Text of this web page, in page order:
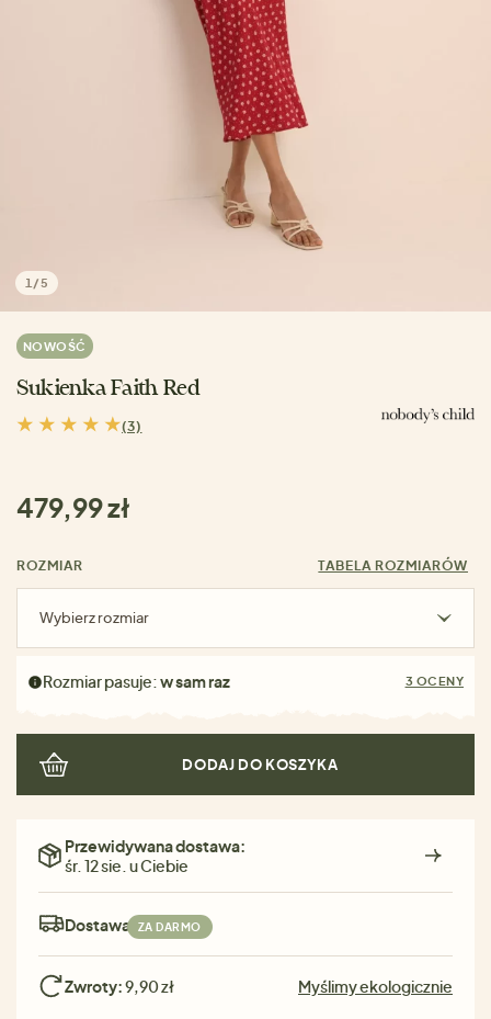
1 /5
NOWOŚĆ
Sukienka Faith Red
(3)
479,99 zł
ROZMIAR TABELA ROZMIARÓW
Wybierz rozmiar
Rozmiar pasuje:w sam raz 3 OCENY
DODAJ DO KOSZYKA
Przewidywana dostawa:
śr. 12 sie. u Ciebie
Dostawa: ZA DARMO
Zwroty:9,90 zł Myślimy ekologicznie